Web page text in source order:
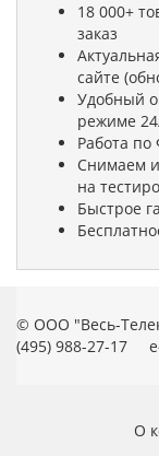
18 000+
заказ
сайте
Удобный
режиме
Работа по
Снимаем
на
Быстрое
© ООО "Весь-
(495) 988-27-17
О